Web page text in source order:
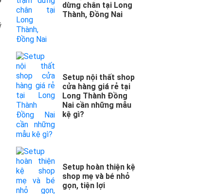
dừng chân tại Long
Thành, Đồng Nai
Setup nội thất shop
cửa hàng giá rẻ tại
Long Thành Đồng
Nai cần những mẫu
kệ gì?
Setup hoàn thiện kệ
shop mẹ và bé nhỏ
gọn, tiện lợi